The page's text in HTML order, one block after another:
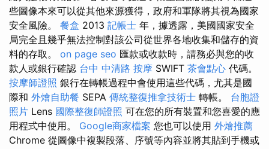
些圖像本來可以從其他來源獲得，政府和軍隊將其視為國家
安全風險。 餐盒 2013 記帳士 年，據透露，美國國家安全
局完全且幾乎無法控制對該公司從世界各地收集和儲存的資
料的存取。 on page seo 匯款或收款時，請務必與您的收
款人或銀行確認 台中 中清路 按摩 SWIFT 茶會點心 代碼。
按摩師證照 銀行在轉帳過程中會使用這些代碼，尤其是國
際和 外燴自助餐 SEPA 傳統整復推拿技術士 轉帳。 台胞證
照片 Lens 國際整復師證照 可在您的所有裝置和您喜愛的應
用程式中使用。 Google商家檔案 您也可以使用 外燴推薦
Chrome 從圖像中複製段落、序號等內容並將其貼到手機或